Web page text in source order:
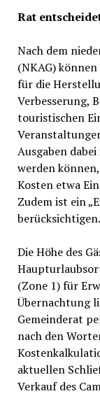
Rat
Nach dem
(NKAG)
für die
Verbesserung,
touristischen
Ausgaben
werden
Kosten etwa
Zudem ist ein
berücksichtigen.
Die Höhe des
(Zone 1) für
Übernachtung
Gemeinderat
nach den
aktuellen
Verkauf des